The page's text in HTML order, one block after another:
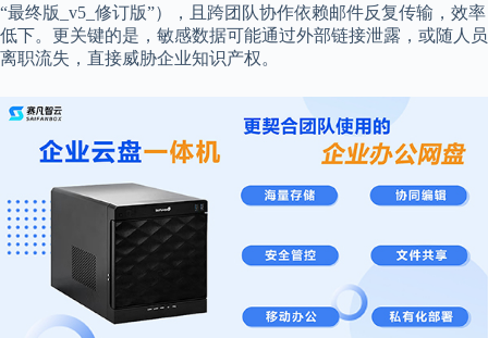
“最终版_v5_修订版”），且跨团队协作依赖邮件反复传输，效率
低下。更关键的是，敏感数据可能通过外部链接泄露，或随人员
离职流失，直接威胁企业知识产权。